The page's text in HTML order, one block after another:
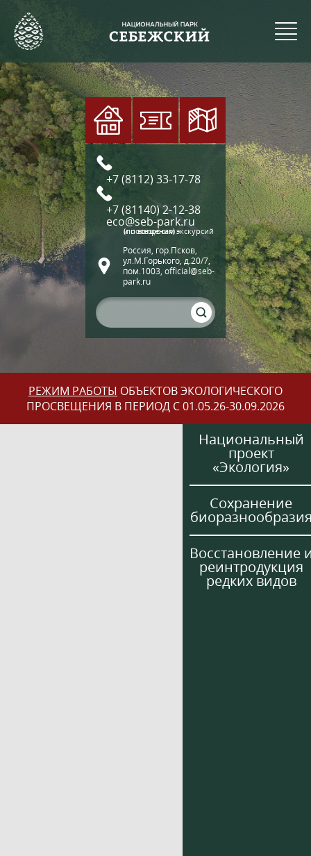
+7 (8112) 33-17-78
+7 (81140) 2-12-38
eco@seb-park.ru
(по вопросам экскурсий и посещения)
Россия, гор.Псков,
ул.М.Горького, д.20/7,
пом.1003, official@seb-
park.ru
РЕЖИМ РАБОТЫ ОБЪЕКТОВ ЭКОЛОГИЧЕСКОГО
ПРОСВЕЩЕНИЯ В ПЕРИОД С 01.05.26-30.09.2026
Национальный
проект
«Экология»
Сохранение
Восстановление
реинтродукция
редких видов